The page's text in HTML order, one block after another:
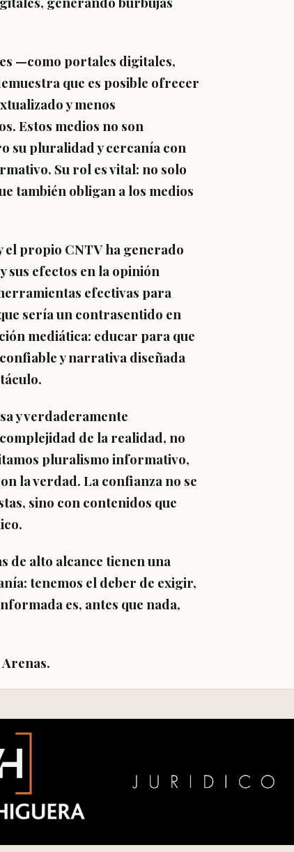
—como portales digitales,
que es posible ofrecer
y menos
Estos medios no son
su pluralidad y cercanía con
Su rol es vital: no solo
también obligan a los medios
el propio CNTV ha generado
efectos en la opinión
efectivas para
sería un contrasentido en
mediática: educar para que
y narrativa diseñada
y verdaderamente
de la realidad, no
pluralismo informativo,
la verdad. La confianza no se
sino con contenidos que
de alto alcance tienen una
tenemos el deber de exigir,
es, antes que nada,